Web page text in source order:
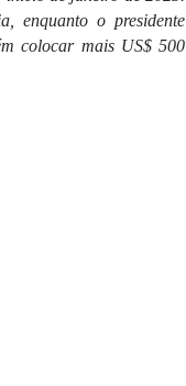
enquanto o presidente
colocar mais US$ 500